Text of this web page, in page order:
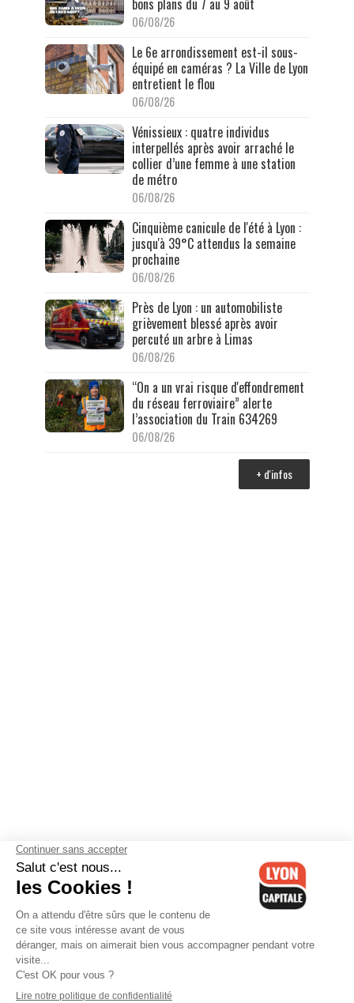
bons plans du 7 au 9 août
06/08/26
Le 6e arrondissement est-il sous-
équipé en caméras ? La Ville de Lyon
entretient le flou
06/08/26
Vénissieux : quatre individus
interpellés après avoir arraché le
collier d’une femme à une station
de métro
06/08/26
Cinquième canicule de l'été à Lyon :
jusqu'à 39°C attendus la semaine
prochaine
06/08/26
Près de Lyon : un automobiliste
grièvement blessé après avoir
percuté un arbre à Limas
06/08/26
“On a un vrai risque d'effondrement
du réseau ferroviaire” alerte
l’association du Train 634269
06/08/26
+ d'infos